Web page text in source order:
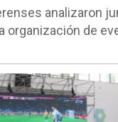
analizaron
organización de